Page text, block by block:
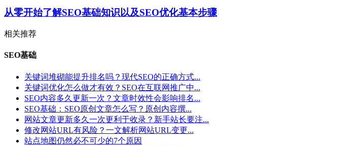
从零开始了解SEO基础知识以及SEO优化基本步骤
相关推荐
SEO基础
关键词堆砌能提升排名吗？现代SEO的正确方式...
关键词优化怎么做才有效？SEO在互联网推广中...
SEO内容多久更新一次？文章时效性会影响排名...
SEO基础：SEO原创文章怎么写？原创内容撰...
网站文章更新多久一次更利于收录？新手站长要注...
修改网站URL有风险？一文解析网站URL变更...
站点地图仍然必不可少的7个原因